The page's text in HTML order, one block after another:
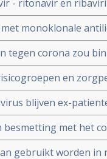
- ritonavir en
19 dan
monoklonale
toestemming van
tegen corona zou
van Erasmus MC
en
dr. Carla Peeters
blijven ex-
blijft
met het
IgM en IgA
gebruikt worden in